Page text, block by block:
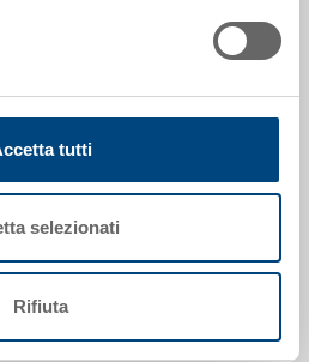
tutti
selezionati
Rifiuta
per cerniere) è ideale per